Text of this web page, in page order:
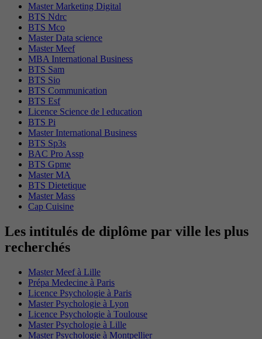
Master Marketing Digital
BTS Ndrc
BTS Mco
Master Data science
Master Meef
MBA International Business
BTS Sam
BTS Sio
BTS Communication
BTS Esf
Licence Science de l education
BTS Pi
Master International Business
BTS Sp3s
BAC Pro Assp
BTS Gpme
Master MA
BTS Dietetique
Master Mass
Cap Cuisine
Les intitulés de diplôme par ville les plus
recherchés
Master Meef à Lille
Prépa Medecine à Paris
Licence Psychologie à Paris
Master Psychologie à Lyon
Licence Psychologie à Toulouse
Master Psychologie à Lille
Master Psychologie à Montpellier